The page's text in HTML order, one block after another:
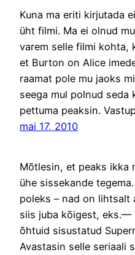
Kuna ma eriti kirjutada
üht filmi. Ma ei olnud
varem selle filmi kohta,
et Burton on Alice
raamat pole mu jaoks
seega mul polnud seda
pettuma peaksin.
mai 17, 2010
Mõtlesin, et peaks ikka
ühe sissekande
poleks – nad on lihtsalt
siis juba kõigest, eks.—
õhtuid sisustatud
Avastasin selle seriaali